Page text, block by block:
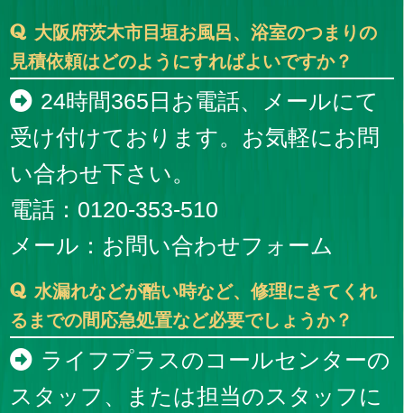
大阪府茨木市目垣お風呂、浴室のつまりの
見積依頼はどのようにすればよいですか？
24時間365日お電話、メールにて
受け付けております。お気軽にお問
い合わせ下さい。
電話：0120-353-510
メール： お問い合わせフォーム
水漏れなどが酷い時など、修理にきてくれ
るまでの間応急処置など必要でしょうか？
ライフプラスのコールセンターの
スタッフ、または担当のスタッフに